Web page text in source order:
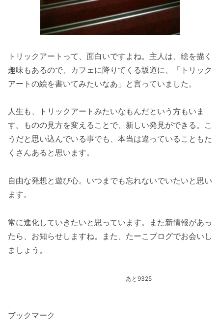
トリックアートって、面白いですよね。主人は、絵を描く
趣味もあるので、カフェに降りてくる坂道に、「トリック
アートの絵を書いてみたいなあ」と言っていました。
人生も、トリックアートみたいなもんだという方もいま
す。ものの見方を変えることで、新しい発見ができる。こ
うだと思い込んでいる事でも、本当は違っていることもた
くさんあると思います。
自由な発想と遊び心。いつまでも忘れないでいたいと思い
ます。
常に進化していきたいと思っています。また新情報があっ
たら、お知らせしますね。また、たーこブログでお会いし
ましょう。
あと9325
ブックマーク